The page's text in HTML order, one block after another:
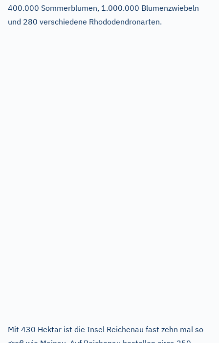
400.000 Sommerblumen, 1.000.000 Blumenzwiebeln
und 280 verschiedene Rhododendronarten.
Mit 430 Hektar ist die Insel Reichenau fast zehn mal so